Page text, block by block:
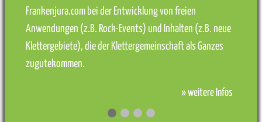
Frankenjura.com bei der Entwicklung von freien
Anwendungen (z.B. Rock-Events) und Inhalten (z.B. neue
Klettergebiete), die der Klettergemeinschaft als Ganzes
zugutekommen.
» weitere Infos